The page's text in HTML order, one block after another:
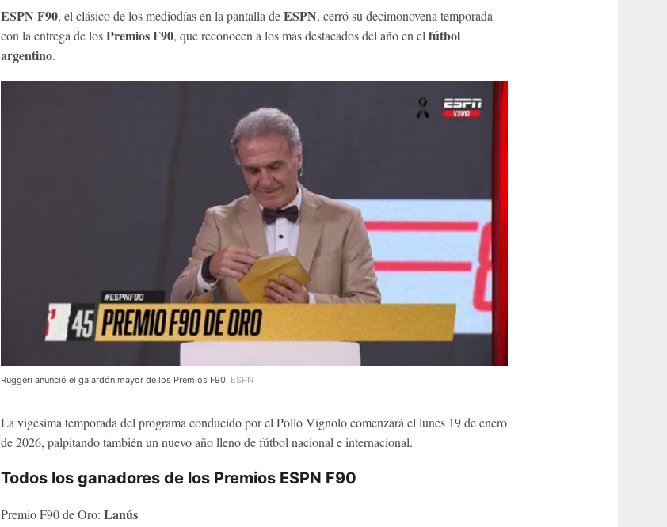
ESPN F90, el clásico de los mediodías en la pantalla deESPN, cerró su decimonovena temporada
con la entrega de losPremios F90, que reconocen a los más destacados del año en el fútbol
argentino.
Ruggeri anunció el galardón mayor de los Premios F90. ESPN
La vigésima temporada del programa conducido por el Pollo Vignolo comenzará el lunes 19 de enero
de 2026, palpitando también un nuevo año lleno de fútbol nacional e internacional.
Todos los ganadores de los Premios ESPN F90
Premio F90 de Oro: Lanús